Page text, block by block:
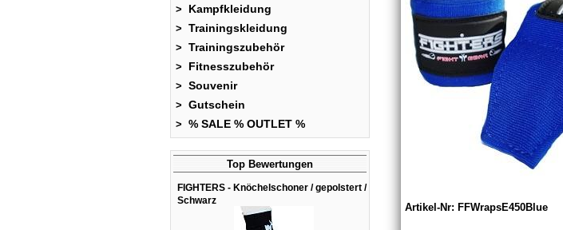
> Kampfkleidung
> Trainingskleidung
> Trainingszubehör
> Fitnesszubehör
> Souvenir
> Gutschein
> % SALE % OUTLET %
Top Bewertungen
FIGHTERS - Knöchelschoner / gepolstert /
Schwarz
Artikel-Nr: FFWrapsE450Blue